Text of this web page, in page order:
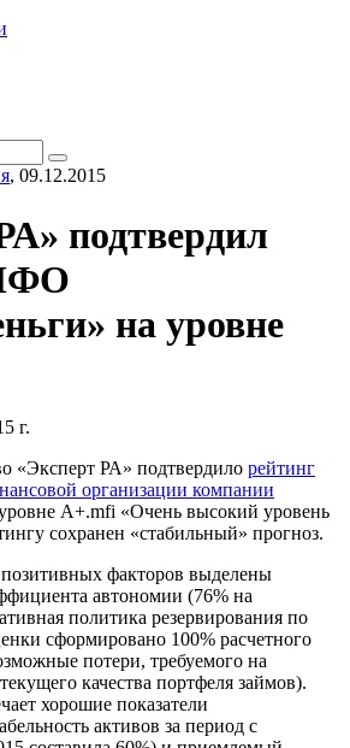
, 09.12.2015
подтвердил
на уровне
г.
«Эксперт РА» подтвердило рейтинг
организации компании
А+.mfi «Очень высокий уровень
сохранен «стабильный» прогноз.
факторов выделены
автономии (76% на
политика резервирования по
сформировано 100% расчетного
потери, требуемого на
качества портфеля займов).
хорошие показатели
активов за период с